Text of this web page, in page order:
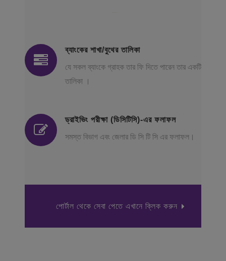
ব্যাংকের শাখা/বুথের তালিকা
যে সকল ব্যাংকে গ্রাহক তার ফি দিতে পারেন তার একটি
তালিকা ।
ড্রাইভিং পরীক্ষা (ডিসিটিসি)-এর ফলাফল
সমস্ত বিভাগ এবং জেলার ডি সি টি সি এর ফলাফল।
পোর্টাল থেকে সেবা পেতে এখানে ক্লিক করুন